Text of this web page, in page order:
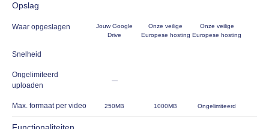
Opslag
Waar opgeslagen
Jouw Google
Drive
Onze veilige
Europese hosting
Onze veilige
Europese hosting
Snelheid
Ongelimiteerd
uploaden
—
Max. formaat per video 250MB 1000MB Ongelimiteerd